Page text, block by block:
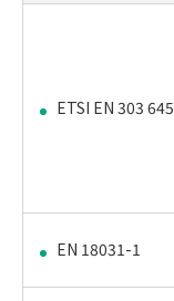
ETSI EN 303 645
EN 18031-1